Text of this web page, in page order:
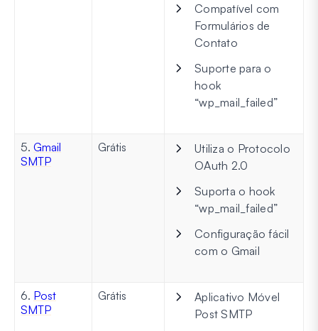
Compatível com
Formulários de
Contato
Suporte para o
hook
“wp_mail_failed”
5. Gmail
SMTP
Grátis
Utiliza o Protocolo
OAuth 2.0
Suporta o hook
“wp_mail_failed”
Configuração fácil
com o Gmail
6. Post
SMTP
Grátis
Aplicativo Móvel
Post SMTP